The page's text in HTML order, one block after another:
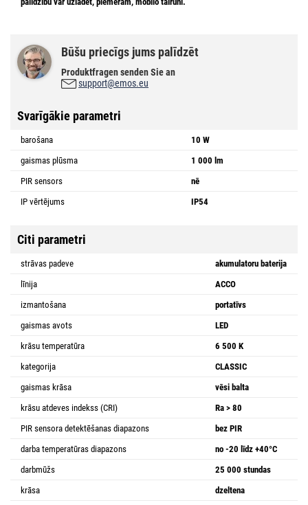
Būšu priecīgs jums palīdzēt
Produktfragen senden Sie an
support@emos.eu
Svarīgākie parametri
barošana
10 W
gaismas plūsma
1 000 lm
PIR sensors
nē
IP vērtējums
IP54
Citi parametri
strāvas padeve
akumulatoru baterija
līnija
ACCO
izmantošana
portatīvs
gaismas avots
LED
krāsu temperatūra
6 500 K
kategorija
CLASSIC
gaismas krāsa
vēsi balta
krāsu atdeves indekss (CRI)
Ra > 80
PIR sensora detektēšanas diapazons
bez PIR
darba temperatūras diapazons
no -20 līdz +40°C
darbmūžs
25 000 stundas
krāsa
dzeltena